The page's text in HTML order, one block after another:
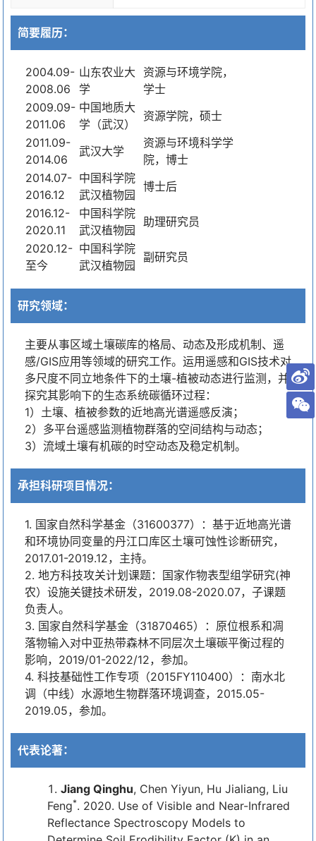
简要履历：
2004.09-
2008.06
山东农业大
学
资源与环境学院，
学士
2009.09-
2011.06
中国地质大
学（武汉）
资源学院，硕士
2011.09-
2014.06
武汉大学
资源与环境科学学
院，博士
2014.07-
2016.12
中国科学院
武汉植物园
博士后
2016.12-
2020.11
中国科学院
武汉植物园
助理研究员
2020.12-
至今
中国科学院
武汉植物园
副研究员
研究领域：
主要从事区域土壤碳库的格局、动态及形成机制、遥
感/GIS应用等领域的研究工作。运用遥感和GIS技术对
多尺度不同立地条件下的土壤-植被动态进行监测，并
探究其影响下的生态系统碳循环过程：
1）土壤、植被参数的近地高光谱遥感反演；
2）多平台遥感监测植物群落的空间结构与动态；
3）流域土壤有机碳的时空动态及稳定机制。
承担科研项目情况：
1. 国家自然科学基金（31600377）：基于近地高光谱
和环境协同变量的丹江口库区土壤可蚀性诊断研究，
2017.01-2019.12，主持。
2. 地方科技攻关计划课题：国家作物表型组学研究(神
农）设施关键技术研发，2019.08-2020.07，子课题
负责人。
3. 国家自然科学基金（31870465）：原位根系和凋
落物输入对中亚热带森林不同层次土壤碳平衡过程的
影响，2019/01-2022/12，参加。
4. 科技基础性工作专项（2015FY110400）：南水北
调（中线）水源地生物群落环境调查，2015.05-
2019.05，参加。
代表论著：
Jiang Qinghu, Chen Yiyun, Hu Jialiang, Liu
Feng*. 2020. Use of Visible and Near-Infrared
Reflectance Spectroscopy Models to